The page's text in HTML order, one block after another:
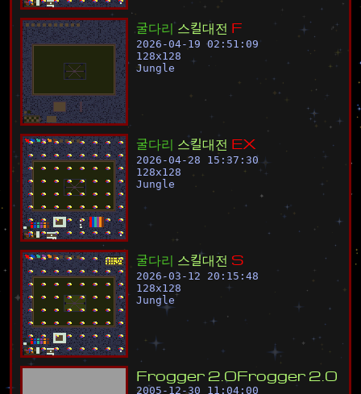
굴다리 스킬대전 F
2026-04-19 02:51:09
128x128
Jungle
굴다리 스킬대전 EX
2026-04-28 15:37:30
128x128
Jungle
굴다리 스킬대전 S
2026-03-12 20:15:48
128x128
Jungle
Frogger 2 0Frogger 2 0
2005-12-30 11:04:00